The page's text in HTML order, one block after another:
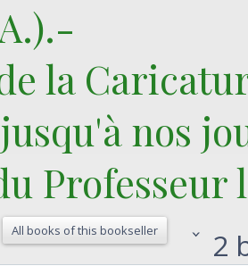
la
nos
All books of this bookseller 2